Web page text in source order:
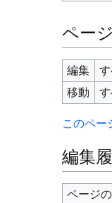
ペー
編集
移動
このペー
編集
ページ